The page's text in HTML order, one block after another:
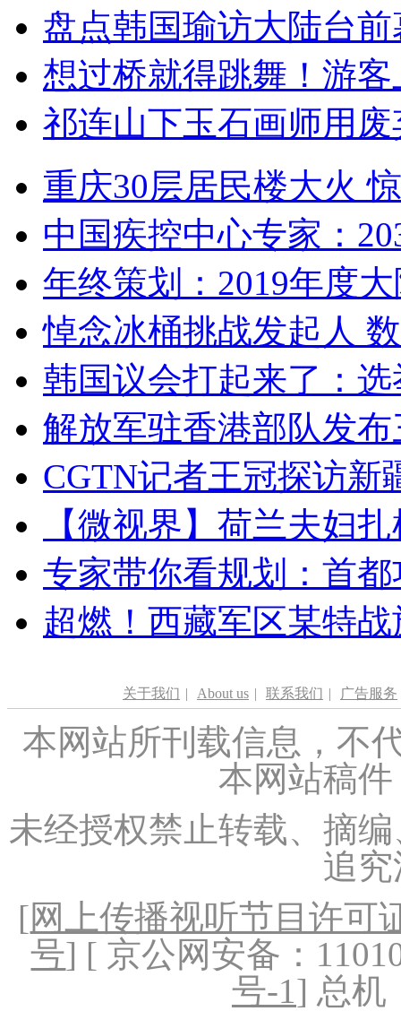
盘点韩国瑜访大陆台
想过桥就得跳舞！游客
祁连山下玉石画师用
重庆30层居民楼大火
中国疾控中心专家：
年终策划：2019年度
悼念冰桶挑战发起人
韩国议会打起来了：
解放军驻香港部队发
CGTN记者王冠探访新
【微视界】荷兰夫妇
专家带你看规划：首
超燃！西藏军区某特
关于我们 | About us | 联系我们 | 广告服务
本网站所刊载信息，不
本网站稿
未经授权禁止转载、摘
追
[网上传播视听节目许可
号] [ 京公网安备：
号-1] 总机